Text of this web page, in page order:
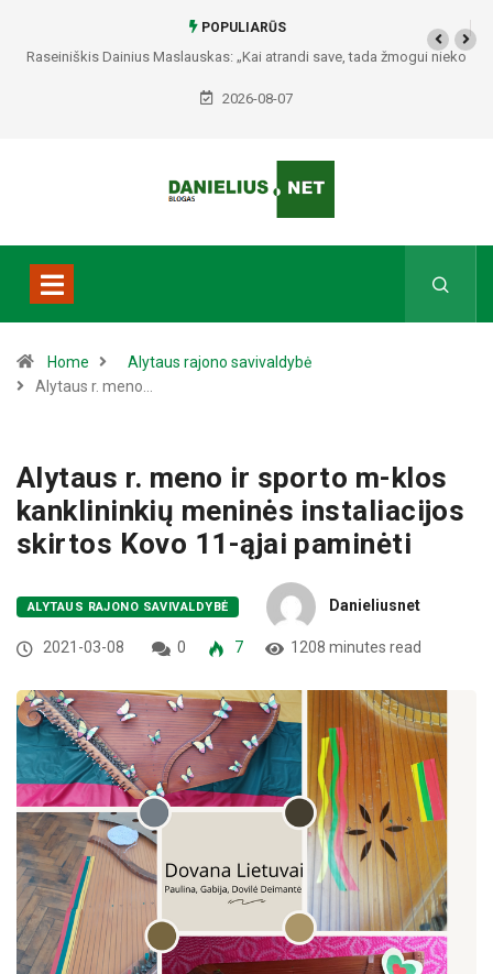
POPULIARŪS
Raseiniškis Dainius Maslauskas: „Kai atrandi save, tada žmogui nieko
2026-08-07
Home
Alytaus rajono savivaldybė
Alytaus r. meno…
Alytaus r. meno ir sporto m-klos
kanklininkių meninės instaliacijos
skirtos Kovo 11-ąjai paminėti
ALYTAUS RAJONO SAVIVALDYBĖ Danieliusnet
2021-03-08 0 7 1208 minutes read